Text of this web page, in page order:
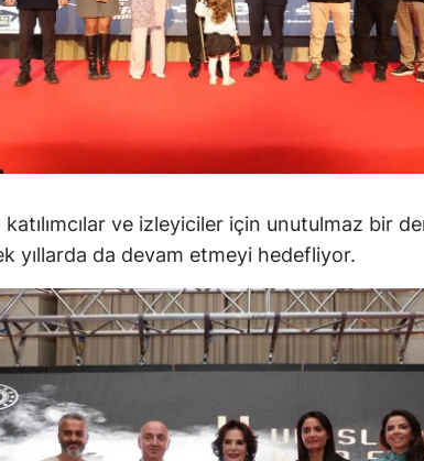
Yalova
Karabük
Osmaniye
ve izleyiciler için unutulmaz bir
yıllarda da devam etmeyi hedefliyor.